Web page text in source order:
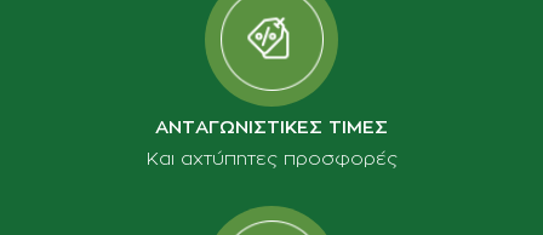
ΑΝΤΑΓΩΝΙΣΤΙΚΕΣ ΤΙΜΕΣ
Και αχτύπητες προσφορές